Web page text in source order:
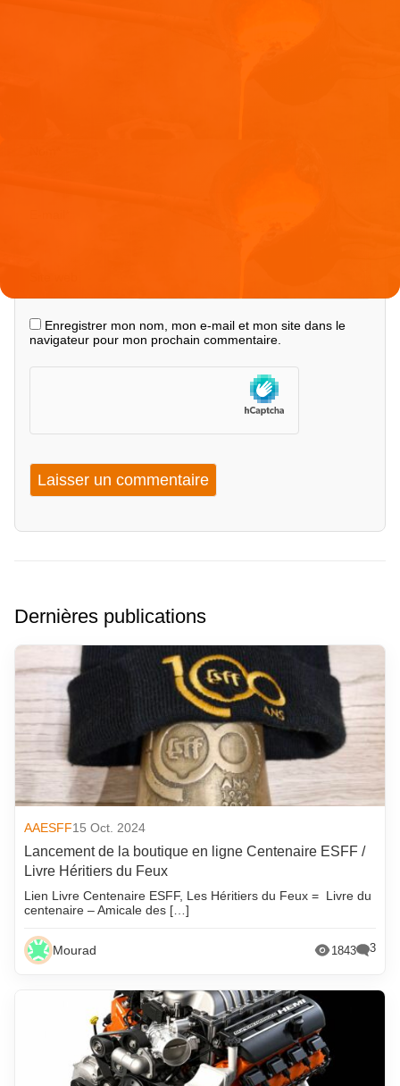
Enregistrer mon nom, mon e-mail et mon site dans le
navigateur pour mon prochain commentaire.
Dernières publications
AAESFF15 Oct. 2024
Lancement de la boutique en ligne Centenaire ESFF /
Livre Héritiers du Feux
Lien Livre Centenaire ESFF, Les Héritiers du Feux = Livre du
centenaire – Amicale des […]
Mourad 1843 3